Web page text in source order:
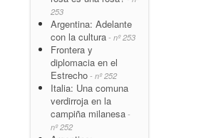
253
Argentina: Adelante
con la cultura - nº 253
Frontera y
diplomacia en el
Estrecho - nº 252
Italia: Una comuna
verdirroja en la
campiña milanesa -
nº 252